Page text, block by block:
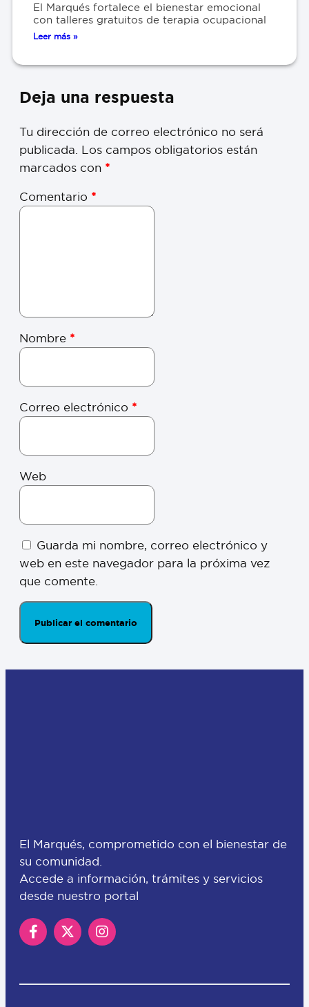
El Marqués fortalece el bienestar emocional
con talleres gratuitos de terapia ocupacional
Leer más »
Deja una respuesta
Tu dirección de correo electrónico no será
publicada. Los campos obligatorios están
marcados con *
Comentario *
Nombre *
Correo electrónico *
Web
Guarda mi nombre, correo electrónico y
web en este navegador para la próxima vez
que comente.
El Marqués, comprometido con el bienestar de
su comunidad.
Accede a información, trámites y servicios
desde nuestro portal